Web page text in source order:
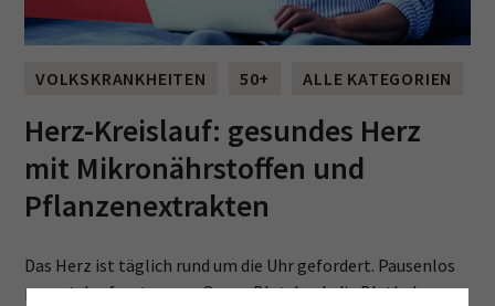
VOLKSKRANKHEITEN 50+ ALLE KATEGORIEN
Herz-Kreislauf: gesundes Herz
mit Mikronährstoffen und
Pflanzenextrakten
Das Herz ist täglich rund um die Uhr gefordert. Pausenlos
pumpt das faustgrosse Organ Blut durch die Blutbahnen